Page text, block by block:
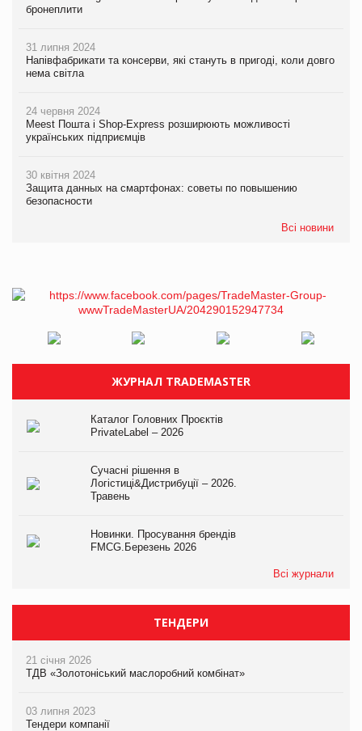
бронеплити
31 липня 2024
Напівфабрикати та консерви, які стануть в пригоді, коли довго
нема світла
24 червня 2024
Meest Пошта і Shop-Express розширюють можливості
українських підприємців
30 квітня 2024
Защита данных на смартфонах: советы по повышению
безопасности
Всі новини
ЖУРНАЛ TRADEMASTER
Каталог Головних Проєктів
PrivateLabel – 2026
Сучасні рішення в
Логістиці&Дистрибуції – 2026.
Травень
Новинки. Просування брендів
FMCG.Березень 2026
Всі журнали
ТЕНДЕРИ
21 січня 2026
ТДВ «Золотоніський маслоробний комбінат»
03 липня 2023
Тендери компанії